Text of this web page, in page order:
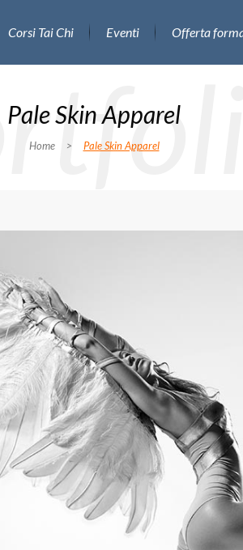
Corsi Tai Chi Eventi Offerta
Pale Skin Apparel
Home > Pale Skin Apparel